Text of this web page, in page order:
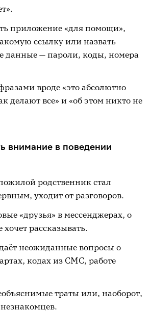
приложение «для помощи»,
ссылку или назвать
данные — пароли, коды, номера
вроде «это абсолютно
делают все» и «об этом никто не
внимание в поведении
родственник стал
уходит от разговоров.
«друзья» в мессенджерах, о
рассказывать.
неожиданные вопросы о
кодах из СМС, работе
траты или, наоборот,